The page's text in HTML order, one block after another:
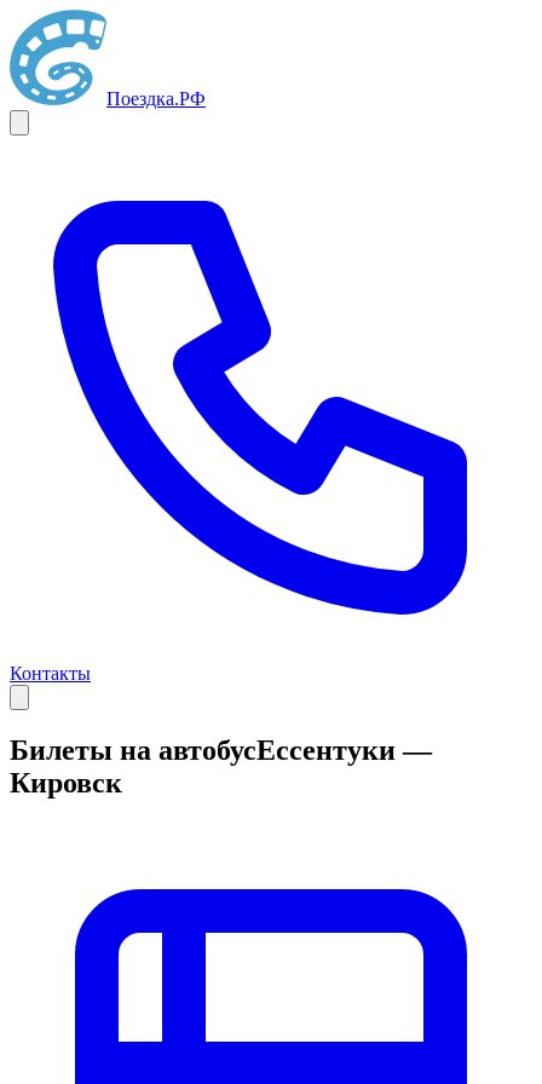
Поездка.РФ
Контакты
Билеты на автобусЕссентуки —
Кировск